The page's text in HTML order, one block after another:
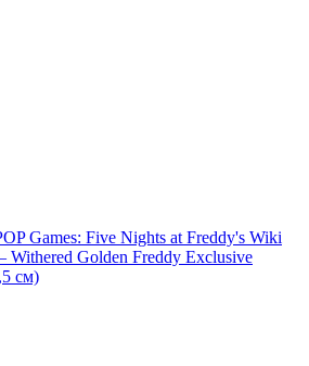
Games: Five Nights at Freddy's Wiki
Withered Golden Freddy Exclusive
см)